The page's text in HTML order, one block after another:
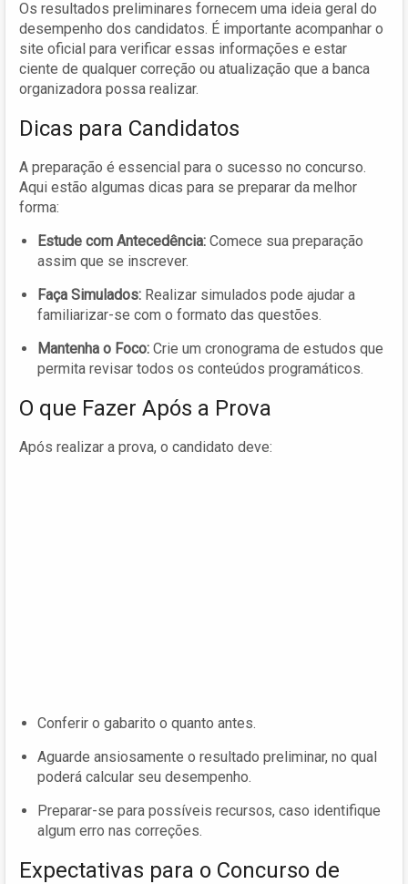
Os resultados preliminares fornecem uma ideia geral do
desempenho dos candidatos. É importante acompanhar o
site oficial para verificar essas informações e estar
ciente de qualquer correção ou atualização que a banca
organizadora possa realizar.
Dicas para Candidatos
A preparação é essencial para o sucesso no concurso.
Aqui estão algumas dicas para se preparar da melhor
forma:
Estude com Antecedência: Comece sua preparação
assim que se inscrever.
Faça Simulados: Realizar simulados pode ajudar a
familiarizar-se com o formato das questões.
Mantenha o Foco: Crie um cronograma de estudos que
permita revisar todos os conteúdos programáticos.
O que Fazer Após a Prova
Após realizar a prova, o candidato deve:
Conferir o gabarito o quanto antes.
Aguarde ansiosamente o resultado preliminar, no qual
poderá calcular seu desempenho.
Preparar-se para possíveis recursos, caso identifique
algum erro nas correções.
Expectativas para o Concurso de